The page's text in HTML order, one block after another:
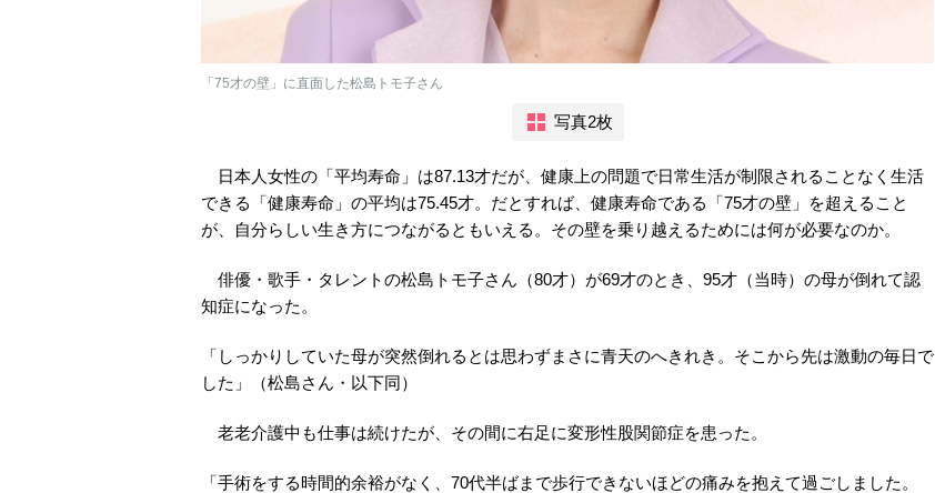
「75才の壁」に直面した松島トモ子さん
写真2枚
日本人女性の「平均寿命」は87.13才だが、健康上の問題で日常生活が制限されることなく生活
できる「健康寿命」の平均は75.45才。だとすれば、健康寿命である「75才の壁」を超えること
が、自分らしい生き方につながるともいえる。その壁を乗り越えるためには何が必要なのか。
俳優・歌手・タレントの松島トモ子さん（80才）が69才のとき、95才（当時）の母が倒れて認
知症になった。
「しっかりしていた母が突然倒れるとは思わずまさに青天のへきれき。そこから先は激動の毎日で
した」（松島さん・以下同）
老老介護中も仕事は続けたが、その間に右足に変形性股関節症を患った。
「手術をする時間的余裕がなく、70代半ばまで歩行できないほどの痛みを抱えて過ごしました。